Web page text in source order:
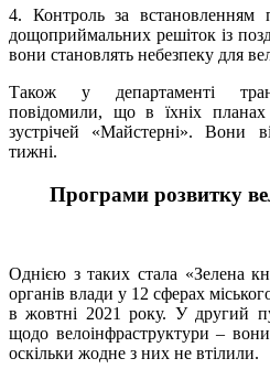
4. Контроль за встановленням
дощоприймальних решіток із
вони становлять небезпеку для
Також у департаменті
повідомили, що в їхніх планах
зустрічей «Майстерні». Вони
тижні.
Програми розвитку
Однією з таких стала «Зелена
органів влади у 12 сферах
в жовтні 2021 року. У другий
щодо велоінфраструктури –
оскільки жодне з них не втілили.